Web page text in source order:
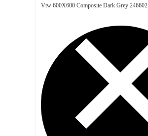
Vtw 600X600 Composite Dark Grey 246602